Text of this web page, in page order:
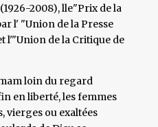
2008), lle"Prix de la
l' "Union de la Presse
l'"Union de la Critique de
loin du regard
en liberté, les femmes
vierges ou exaltées